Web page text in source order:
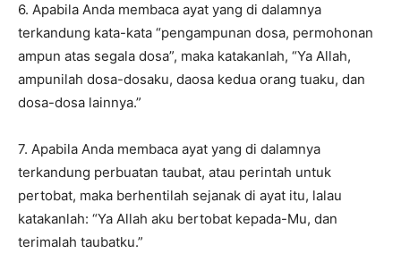
6. Apabila Anda membaca ayat yang di dalamnya
terkandung kata-kata “pengampunan dosa, permohonan
ampun atas segala dosa”, maka katakanlah, “Ya Allah,
ampunilah dosa-dosaku, daosa kedua orang tuaku, dan
dosa-dosa lainnya.”
7. Apabila Anda membaca ayat yang di dalamnya
terkandung perbuatan taubat, atau perintah untuk
pertobat, maka berhentilah sejanak di ayat itu, lalau
katakanlah: “Ya Allah aku bertobat kepada-Mu, dan
terimalah taubatku.”